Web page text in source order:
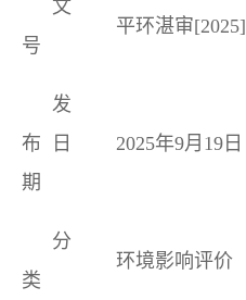
文
号
平环湛审[2025]
发
布日
期
2025年9月 19 日
分
类
环境影响评价